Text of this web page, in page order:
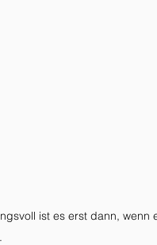
ist es erst dann, wenn